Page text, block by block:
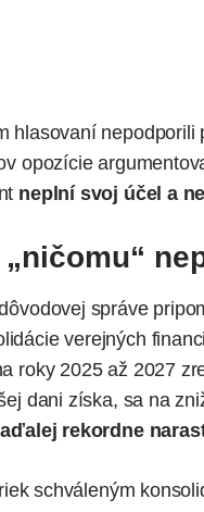
hlasovaní
opozície
neplní svoj účel a
správe
verejných
roky 2025 až 2027
dani získa, sa na
rekordne
schváleným